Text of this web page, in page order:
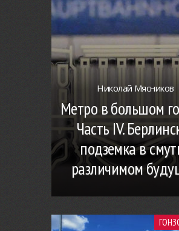
Николай Мясников
Метро в большом
Часть IV.
подземка в
различимом